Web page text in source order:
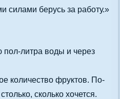
силами берусь за работу.»
литра воды и через
количество фруктов. По-
сколько хочется.